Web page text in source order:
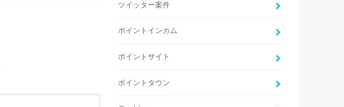
ツイッター案件
ポイントインカム
ポイントサイト
ポイントタウン